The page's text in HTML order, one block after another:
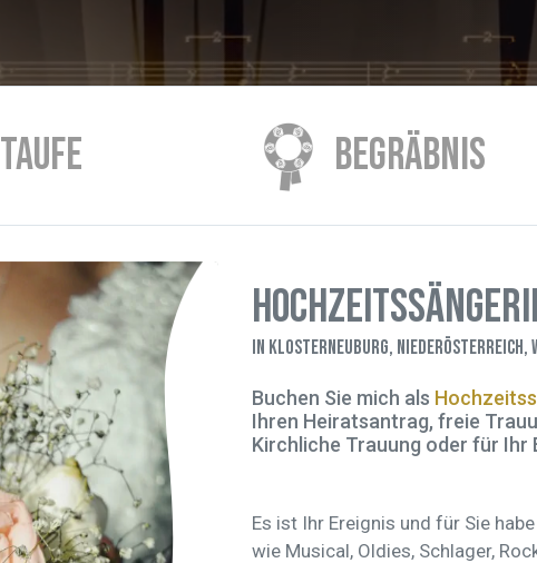
TAUFE BEGRÄBNIS
in Klosterneuburg, Niederösterreich,
Buchen Sie mich als
Ihren Heiratsantrag, freie
Kirchliche Trauung oder für Ihr
Es ist Ihr Ereignis und für Sie
wie Musical, Oldies, Schlager,